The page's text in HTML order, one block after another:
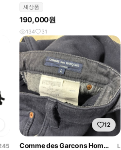
키체인 반지갑 실버
새상품
190,000원
134 31
12
Comme des Garcons Homme
L